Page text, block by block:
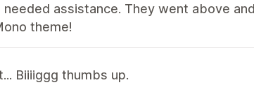
assistance. They went above
theme!
Biiiiggg thumbs up.